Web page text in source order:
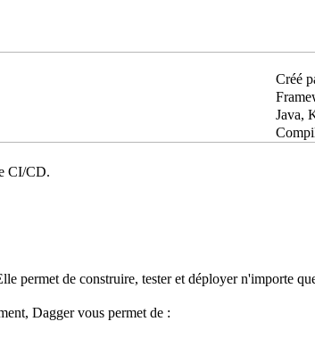
Créé
Java,
CI/CD.
permet de construire, tester et déployer n'importe
Dagger vous permet de :